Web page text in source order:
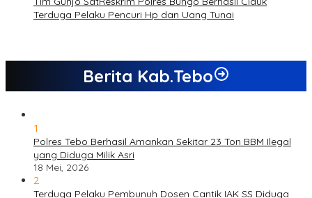
Terduga Pelaku Pencuri Hp dan Uang Tunai
Berita Kab.Tebo
1
Polres Tebo Berhasil Amankan Sekitar 23 Ton BBM Ilegal
yang Diduga Milik Asri
18 Mei, 2026
2
Terduga Pelaku Pembunuh Dosen Cantik IAK SS Diduga